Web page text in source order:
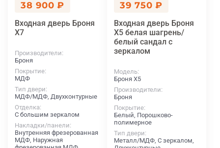
38 900 ₽
Входная дверь Броня
X7
Производители
Броня
Покрытие
МДФ
Тип двери
МДФ/МДФ, Двухконтурные
Отделка
С большим зеркалом
Накладки/панели
Внутренняя фрезерованная
МДФ, Наружная
39 750 ₽
Входная дверь Броня
X5 белая шагрень/
белый сандал с
зеркалом
Модель
Броня X5
Производители
Броня
Покрытие
Белый, Порошково-
полимерное
Тип двери
Металл/МДФ, С зеркалом,